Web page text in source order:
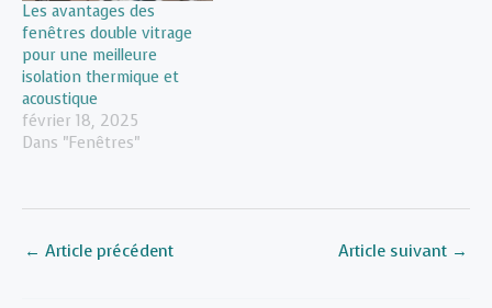
Les avantages des
fenêtres double vitrage
pour une meilleure
isolation thermique et
acoustique
février 18, 2025
Dans "Fenêtres"
← Article précédent Article suivant →